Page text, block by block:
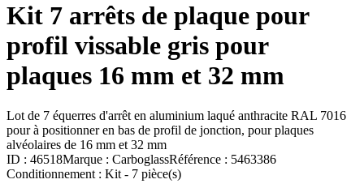
Kit 7 arrêts de plaque pour
profil vissable gris pour
plaques 16 mm et 32 mm
Lot de 7 équerres d'arrêt en aluminium laqué anthracite RAL 7016
pour à positionner en bas de profil de jonction, pour plaques
alvéolaires de 16 mm et 32 mm
ID : 46518Marque : CarboglassRéférence : 5463386
Conditionnement : Kit - 7 pièce(s)